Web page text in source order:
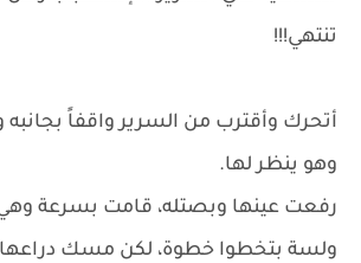
تنتهي!!!
أتحرك وأقترب من السرير واقفاً
وهو ينظر لها.
رفعت عينها وبصتله، قامت بسرعة
ولسة بتخطوا خطوة، لكن مسك دراعها